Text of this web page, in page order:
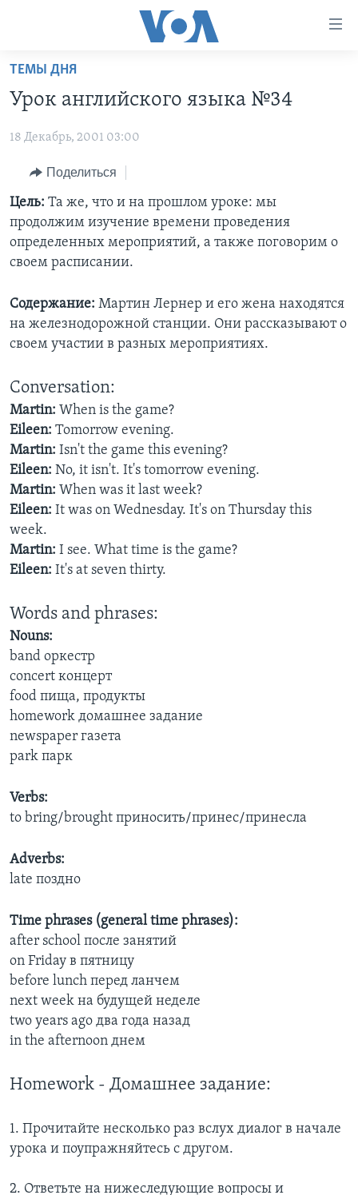
Перейти
основной
Перейти
навигации
Перейти
поиск
ПРОГРАММЫ
АМЕРИКА
НОВОСТИ ЗА МИНУТУ
ИТОГИ
ПОЧЕМУ ЭТО ВАЖНО?
ДИСКУССИЯ VOA
НЬЮ-ЙОРК NEW YORK
АМЕРИКА. БОЛЬШОЕ ПУТЕШЕСТВИЕ
ПРОЕКТЫ
УЧИМ АНГЛИЙСКИЙ
НАША АМЕРИКАНСКАЯ ИСТОРИЯ
А КАК В АМЕРИКЕ?
АРТЕФАКТЫ
ТЕСТЫ
ЭКСПЕРТИЗА
ИНТЕРВЬЮ
ФАКТЫ ПРОТИВ ФЕЙКОВ
ЗА СВОБОДУ ПРЕССЫ
ВИДЕО
ПОДПИСКА НА НОВОСТИ
Learning English
СОЦИАЛЬНЫЕ СЕТИ
Языки
ТЕМЫ ДНЯ
Урок английского языка №34
18 Декабрь, 2001 03:00
Поделиться
Цель: Та же, что и на прошлом уроке: мы
продолжим изучение времени проведения
определенных мероприятий, а также поговорим о
своем расписании.
Содержание: Мартин Лернер и его жена находятся
на железнодорожной станции. Они рассказывают о
своем участии в разных мероприятиях.
Conversation:
Martin: When is the game?
Eileen: Tomorrow evening.
Martin: Isn't the game this evening?
Eileen: No, it isn't. It's tomorrow evening.
Martin: When was it last week?
Eileen: It was on Wednesday. It's on Thursday this
week.
Martin: I see. What time is the game?
Eileen: It's at seven thirty.
Words and phrases:
Nouns:
band оркестр
concert концерт
food пища, продукты
homework домашнее задание
newspaper газета
park парк
Verbs:
to bring/brought приносить/принес/принесла
Adverbs:
late поздно
Time phrases (general time phrases):
after school после занятий
on Friday в пятницу
before lunch перед ланчем
next week на будущей неделе
two years ago два года назад
in the afternoon днем
Homework - Домашнее задание:
1. Прочитайте несколько раз вслух диалог в начале
урока и поупражняйтесь с другом.
2. Ответьте на нижеследующие вопросы и